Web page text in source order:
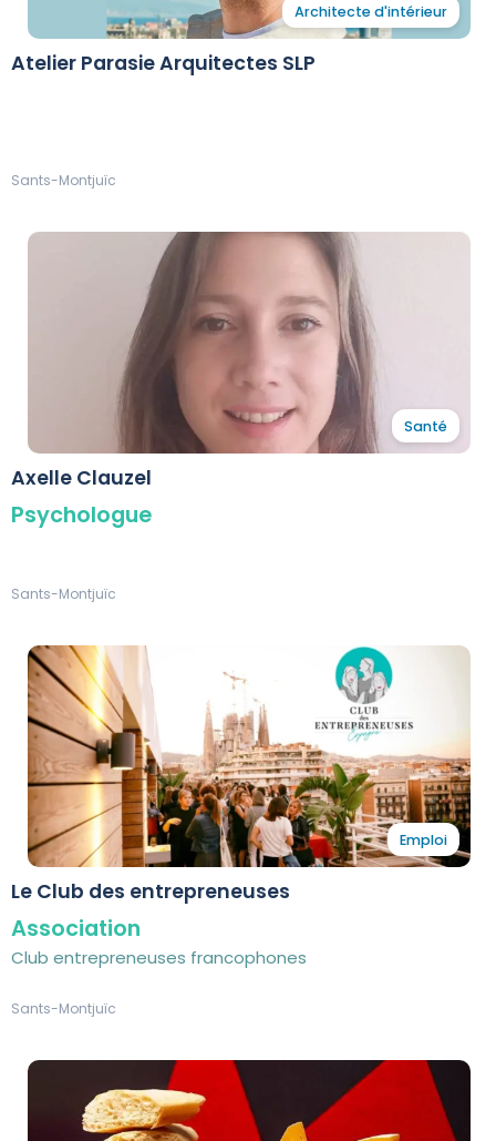
Architecte d'intérieur
Atelier Parasie Arquitectes SLP
Sants-Montjuïc
Santé
Axelle Clauzel
Psychologue
Sants-Montjuïc
Emploi
Le Club des entrepreneuses
Association
Club entrepreneuses francophones
Sants-Montjuïc